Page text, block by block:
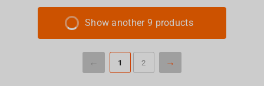
Show another 9 products
1 2